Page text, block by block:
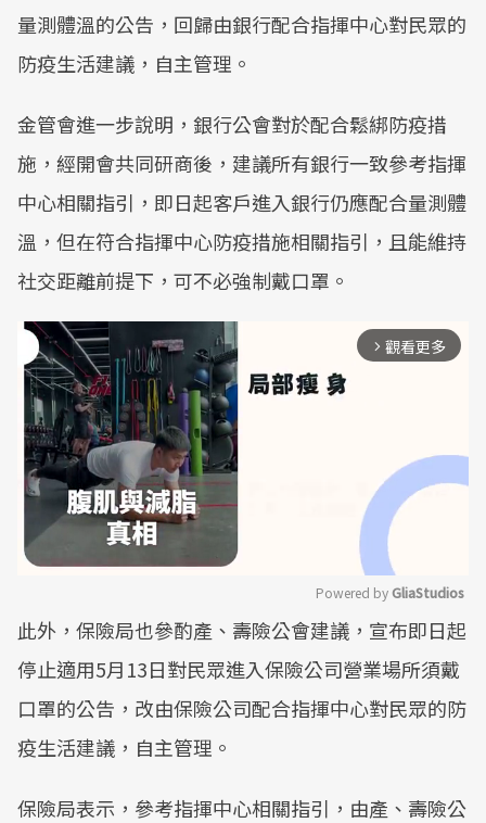
量測體溫的公告，回歸由銀行配合指揮中心對民眾的
防疫生活建議，自主管理。
金管會進一步說明，銀行公會對於配合鬆綁防疫措
施，經開會共同研商後，建議所有銀行一致參考指揮
中心相關指引，即日起客戶進入銀行仍應配合量測體
溫，但在符合指揮中心防疫措施相關指引，且能維持
社交距離前提下，可不必強制戴口罩。
arrow_forward_ios 觀看更多
Mute
Powered by GliaStudios
此外，保險局也參酌產、壽險公會建議，宣布即日起
停止適用5月13日對民眾進入保險公司營業場所須戴
口罩的公告，改由保險公司配合指揮中心對民眾的防
疫生活建議，自主管理。
保險局表示，參考指揮中心相關指引，由產、壽險公